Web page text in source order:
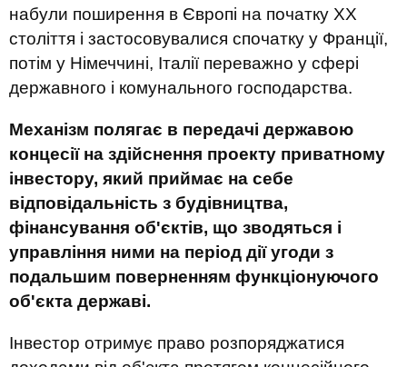
набули поширення в Європі на початку ХХ
століття і застосовувалися спочатку у Франції,
потім у Німеччині, Італії переважно у сфері
державного і комунального господарства.
Механізм полягає в передачі державою
концесії на здійснення проекту приватному
інвестору, який приймає на себе
відповідальність з будівництва,
фінансування об'єктів, що зводяться і
управління ними на період дії угоди з
подальшим поверненням функціонуючого
об'єкта державі.
Інвестор отримує право розпоряджатися